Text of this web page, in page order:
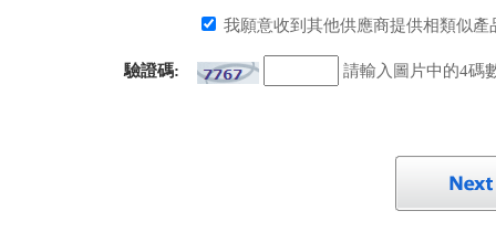
我願意收到其他供應商提供相類似產
驗證碼: 請輸入圖片中的4碼